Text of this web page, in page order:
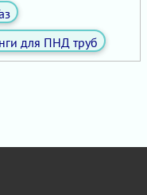
для ПНД труб